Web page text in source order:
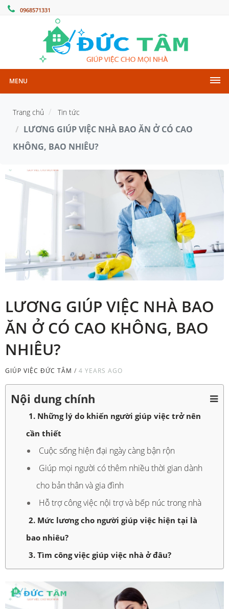
0968571331
MENU
Trang chủ Tin tức
LƯƠNG GIÚP VIỆC NHÀ BAO ĂN Ở CÓ CAO
KHÔNG, BAO NHIÊU?
LƯƠNG GIÚP VIỆC NHÀ BAO
ĂN Ở CÓ CAO KHÔNG, BAO
NHIÊU?
GIÚP VIỆC ĐỨC TÂM / 4 YEARS AGO
Nội dung chính
1. Những lý do khiến người giúp việc trở nên
cần thiết
Cuộc sống hiện đại ngày càng bận rộn
Giúp mọi người có thêm nhiều thời gian dành
cho bản thân và gia đình
Hỗ trợ công việc nội trợ và bếp núc trong nhà
2. Mức lương cho người giúp việc hiện tại là
bao nhiêu?
3. Tìm công việc giúp việc nhà ở đâu?